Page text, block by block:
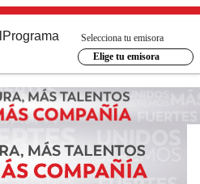
Programa
Selecciona tu emisora
Elige tu emisora